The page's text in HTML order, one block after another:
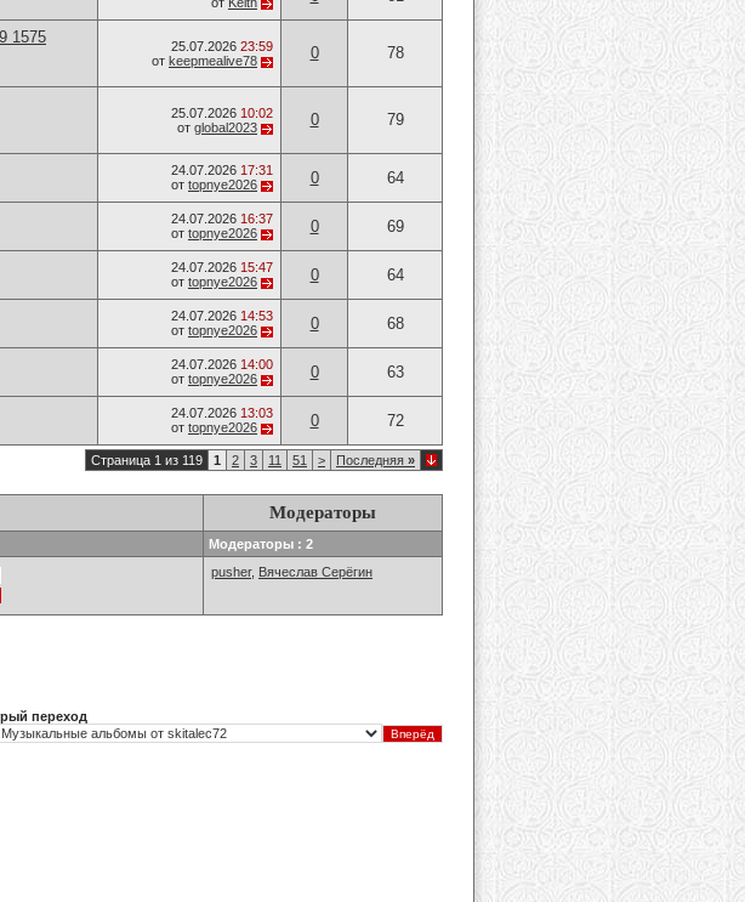
1575
25.07.2026 23:59
от keepmealive78 0 78
25.07.2026 10:02
от global2023 0 79
24.07.2026 17:31
от topnye2026 0 64
24.07.2026 16:37
от topnye2026 0 69
24.07.2026 15:47
от topnye2026 0 64
24.07.2026 14:53
от topnye2026 0 68
24.07.2026 14:00
от topnye2026 0 63
24.07.2026 13:03
от topnye2026 0 72
Страница 1 из 119 1 2 3 11 51 > Последняя »
Модераторы
Модераторы : 2
pusher, Вячеслав Серёгин
переход